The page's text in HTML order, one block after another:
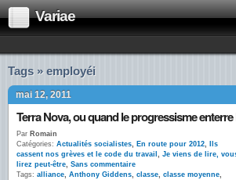
Variae
Tags » employéi
mai 12, 2011
Terra Nova, ou quand le progressisme
Par Romain
Catégories: Actualités socialistes, En route pour 2012,
Ils
cassent nos grèves et le code du travail , Je viens de lire,
lirez peut-être, Sans commentaire
Tags: alliance, Anthony Giddens, classe, classe moyenne,